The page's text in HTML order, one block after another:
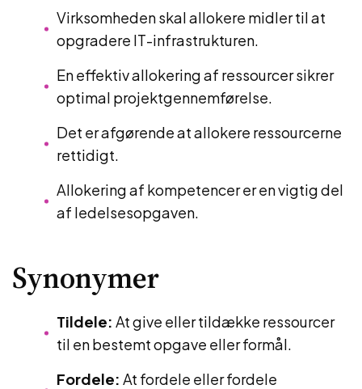
Virksomheden skal allokere midler til at
opgradere IT-infrastrukturen.
En effektiv allokering af ressourcer sikrer
optimal projektgennemførelse.
Det er afgørende at allokere ressourcerne
rettidigt.
Allokering af kompetencer er en vigtig del
af ledelsesopgaven.
Synonymer
Tildele: At give eller tildække ressourcer
til en bestemt opgave eller formål.
Fordele: At fordele eller fordele